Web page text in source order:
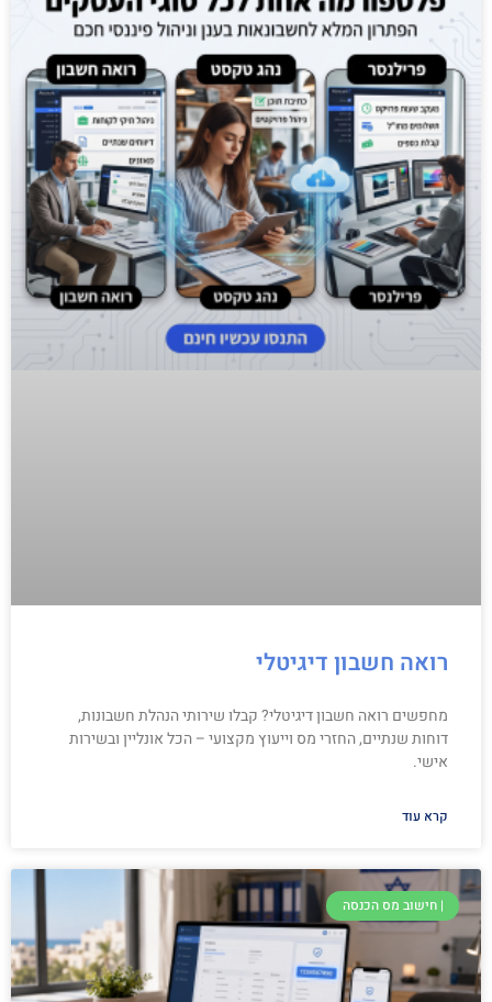
רואה חשבון דיגיטלי
מחפשים רואה חשבון דיגיטלי? קבלו שירותי הנהלת חשבונות,
דוחות שנתיים, החזרי מס וייעוץ מקצועי – הכל אונליין ובשירות
אישי.
קרא עוד
| חישוב מס הכנסה